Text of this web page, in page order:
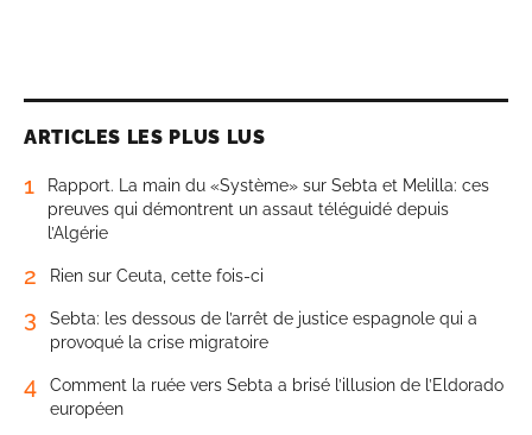
ARTICLES LES PLUS LUS
1
Rapport. La main du «Système» sur Sebta et Melilla: ces
preuves qui démontrent un assaut téléguidé depuis
l’Algérie
2 Rien sur Ceuta, cette fois-ci
3
Sebta: les dessous de l’arrêt de justice espagnole qui a
provoqué la crise migratoire
4
Comment la ruée vers Sebta a brisé l’illusion de l’Eldorado
européen